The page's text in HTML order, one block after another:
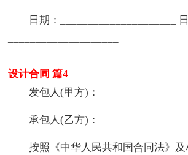
日期：_____________________
设计合同 篇4
发包人(甲方)：
承包人(乙方)：
按照《中华人民共和国合同法》